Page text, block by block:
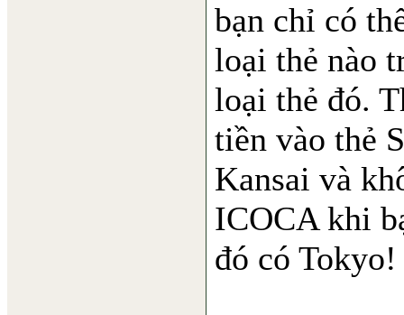
bạn chỉ có
loại thẻ nào
loại thẻ đó.
tiền vào thẻ
Kansai và
ICOCA khi
đó có Tokyo!